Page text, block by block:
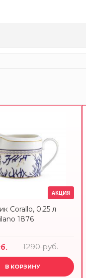
АКЦИЯ
Corallo, 0,25 л
1876
1290 руб.
В КОРЗИНУ